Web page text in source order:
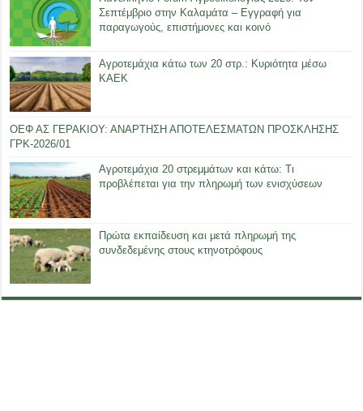
Σεπτέμβριο στην Καλαμάτα – Εγγραφή για
παραγωγούς, επιστήμονες και κοινό
Αγροτεμάχια κάτω των 20 στρ.: Κυριότητα μέσω
ΚΑΕΚ
ΟΕΦ ΑΣ ΓΕΡΑΚΙΟΥ: ΑΝΑΡΤΗΣΗ ΑΠΟΤΕΛΕΣΜΑΤΩΝ ΠΡΟΣΚΛΗΣΗΣ
ΓΡΚ-2026/01
Αγροτεμάχια 20 στρεμμάτων και κάτω: Τι
προβλέπεται για την πληρωμή των ενισχύσεων
Πρώτα εκπαίδευση και μετά πληρωμή της
συνδεδεμένης στους κτηνοτρόφους